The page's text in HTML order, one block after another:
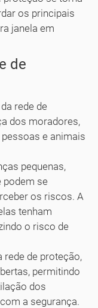
os principais
janela em
de
rede de
dos moradores,
e animais
pequenas,
podem se
os riscos. A
tenham
o risco de
rede de proteção,
permitindo
dos
a segurança.